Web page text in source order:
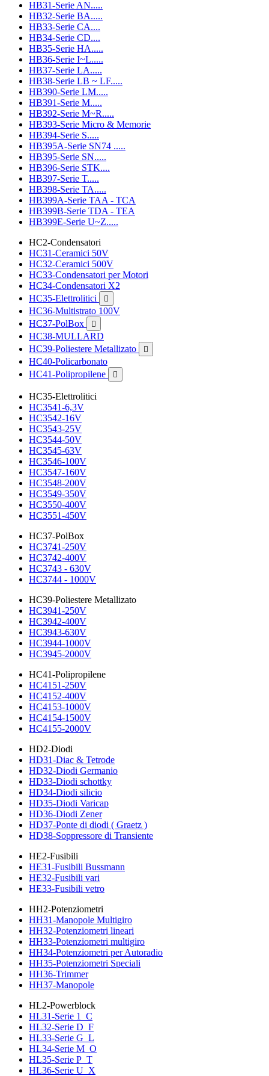
HB31-Serie AN.....
HB32-Serie BA.....
HB33-Serie CA....
HB34-Serie CD....
HB35-Serie HA.....
HB36-Serie I~L.....
HB37-Serie LA.....
HB38-Serie LB ~ LF.....
HB390-Serie LM.....
HB391-Serie M.....
HB392-Serie M~R.....
HB393-Serie Micro & Memorie
HB394-Serie S.....
HB395A-Serie SN74 .....
HB395-Serie SN.....
HB396-Serie STK....
HB397-Serie T.....
HB398-Serie TA.....
HB399A-Serie TAA - TCA
HB399B-Serie TDA - TEA
HB399E-Serie U~Z.....
HC2-Condensatori
HC31-Ceramici 50V
HC32-Ceramici 500V
HC33-Condensatori per Motori
HC34-Condensatori X2
HC35-Elettrolitici

HC36-Multistrato 100V
HC37-PolBox

HC38-MULLARD
HC39-Poliestere Metallizato

HC40-Policarbonato
HC41-Polipropilene

HC35-Elettrolitici
HC3541-6,3V
HC3542-16V
HC3543-25V
HC3544-50V
HC3545-63V
HC3546-100V
HC3547-160V
HC3548-200V
HC3549-350V
HC3550-400V
HC3551-450V
HC37-PolBox
HC3741-250V
HC3742-400V
HC3743 - 630V
HC3744 - 1000V
HC39-Poliestere Metallizato
HC3941-250V
HC3942-400V
HC3943-630V
HC3944-1000V
HC3945-2000V
HC41-Polipropilene
HC4151-250V
HC4152-400V
HC4153-1000V
HC4154-1500V
HC4155-2000V
HD2-Diodi
HD31-Diac & Tetrode
HD32-Diodi Germanio
HD33-Diodi schottky
HD34-Diodi silicio
HD35-Diodi Varicap
HD36-Diodi Zener
HD37-Ponte di diodi ( Graetz )
HD38-Soppressore di Transiente
HE2-Fusibili
HE31-Fusibili Bussmann
HE32-Fusibili vari
HE33-Fusibili vetro
HH2-Potenziometri
HH31-Manopole Multigiro
HH32-Potenziometri lineari
HH33-Potenziometri multigiro
HH34-Potenziometri per Autoradio
HH35-Potenziometri Speciali
HH36-Trimmer
HH37-Manopole
HL2-Powerblock
HL31-Serie 1_C
HL32-Serie D_F
HL33-Serie G_L
HL34-Serie M_O
HL35-Serie P_T
HL36-Serie U_X